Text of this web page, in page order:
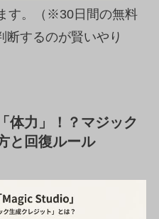
す。（※30日間の無料
断するのが賢いやり
体力」！？マジック
と回復ルール